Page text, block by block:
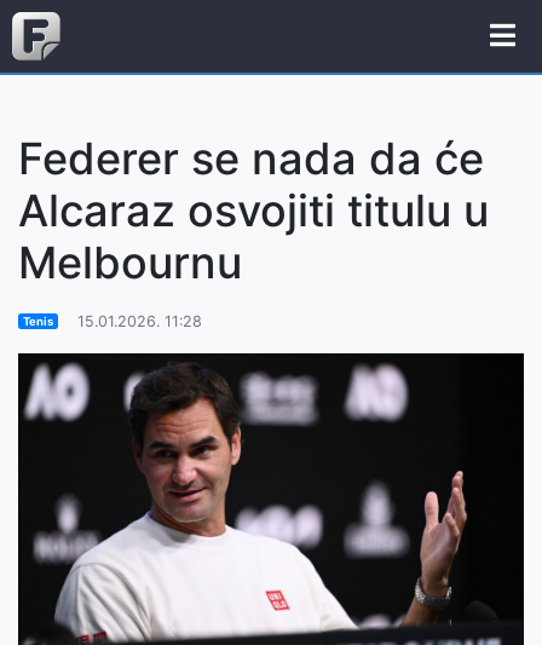
Federer se nada da će
Alcaraz osvojiti titulu u
Melbournu
Tenis 15.01.2026. 11:28